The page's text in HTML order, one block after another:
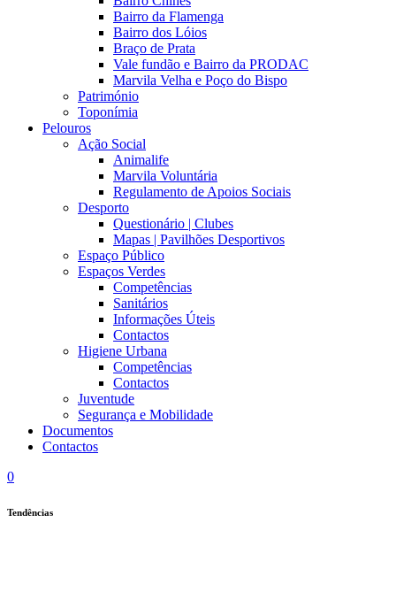
Bairro da Flamenga
Bairro dos Lóios
Braço de Prata
Vale fundão e Bairro da PRODAC
Marvila Velha e Poço do Bispo
Património
Toponímia
Pelouros
Ação Social
Animalife
Marvila Voluntária
Regulamento de Apoios Sociais
Desporto
Questionário | Clubes
Mapas | Pavilhões Desportivos
Espaço Público
Espaços Verdes
Competências
Sanitários
Informações Úteis
Contactos
Higiene Urbana
Competências
Contactos
Juventude
Segurança e Mobilidade
Documentos
Contactos
0
Tendências